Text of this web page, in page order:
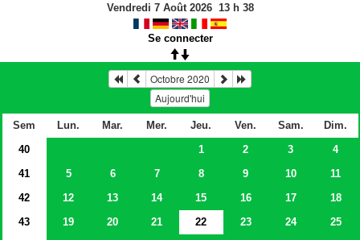
Vendredi 7 Août 2026 13h 38
Se connecter
Octobre 2020
Aujourd'hui
Sem Lun. Mar. Mer. Jeu. Ven. Sam.
Dim.
40
1 2 3
4
41
5 6 7 8 9 10
11
42
12 13 14 15 16 17
18
43
19 20 21 22 23 24
25